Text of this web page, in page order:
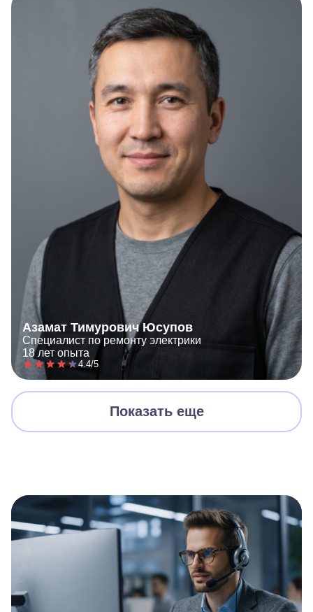
Азамат Тимурович Юсупов
Специалист по ремонту электрики
18 лет опыта
4.4/5
Показать еще